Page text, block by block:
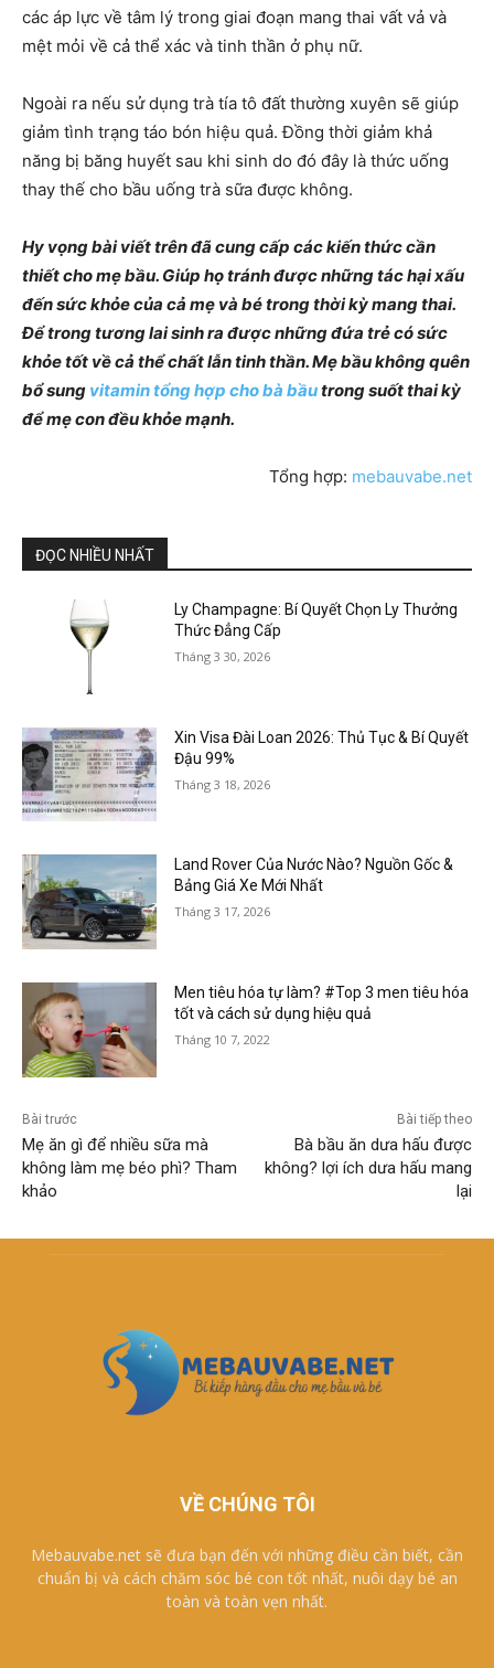
các áp lực về tâm lý trong giai đoạn mang thai vất vả và
mệt mỏi về cả thể xác và tinh thần ở phụ nữ.
Ngoài ra nếu sử dụng trà tía tô đất thường xuyên sẽ giúp
giảm tình trạng táo bón hiệu quả. Đồng thời giảm khả
năng bị băng huyết sau khi sinh do đó đây là thức uống
thay thế cho bầu uống trà sữa được không.
Hy vọng bài viết trên đã cung cấp các kiến thức cần
thiết cho mẹ bầu. Giúp họ tránh được những tác hại xấu
đến sức khỏe của cả mẹ và bé trong thời kỳ mang thai.
Để trong tương lai sinh ra được những đứa trẻ có sức
khỏe tốt về cả thể chất lẫn tinh thần. Mẹ bầu không quên
bổ sung vitamin tổng hợp cho bà bầutrong suốt thai kỳ
để mẹ con đều khỏe mạnh.
Tổng hợp: mebauvabe.net
ĐỌC NHIỀU NHẤT
Ly Champagne: Bí Quyết Chọn Ly Thưởng
Thức Đẳng Cấp
Tháng 3 30, 2026
Xin Visa Đài Loan 2026: Thủ Tục & Bí Quyết
Đậu 99%
Tháng 3 18, 2026
Land Rover Của Nước Nào? Nguồn Gốc &
Bảng Giá Xe Mới Nhất
Tháng 3 17, 2026
Men tiêu hóa tự làm? #Top 3 men tiêu hóa
tốt và cách sử dụng hiệu quả
Tháng 10 7, 2022
Bài trước
Mẹ ăn gì để nhiều sữa mà
không làm mẹ béo phì? Tham
khảo
Bài tiếp theo
Bà bầu ăn dưa hấu được
không? lợi ích dưa hấu mang
lại
VỀ CHÚNG TÔI
Mebauvabe.net sẽ đưa bạn đến với những điều cần biết, cần
chuẩn bị và cách chăm sóc bé con tốt nhất, nuôi dạy bé an
toàn và toàn vẹn nhất.